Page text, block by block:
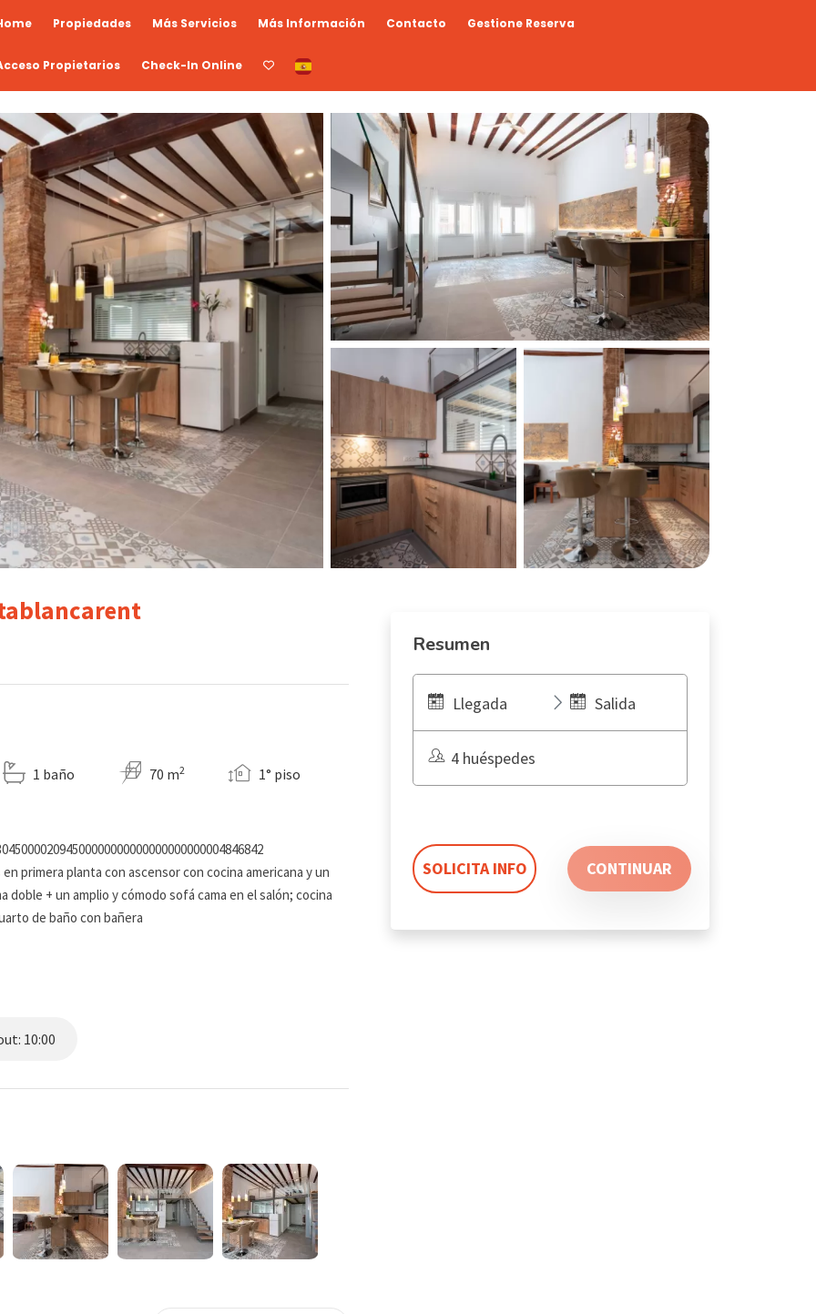
Propiedades Más Servicios Más Información Contacto Gestione Reserva
Propietarios Check-In Online
1 baño 70 m2 1° piso
primera planta con ascensor con cocina americana y un
+ un amplio y cómodo sofá cama en el salón; cocina
de baño con bañera
la zona como la piedra tosca típica en sus paredes.
del mundo en sus idiomas originales ), wifi ,
en la calle Mayor .Es la ubicación ideal en el centro del
por ascensor.
el edificio es muy eficiente energeticamente al contar
Los vecinos son en su mayoría gente originaria de
10:00
Resumen
Llegada Salida
4 huéspedes
SOLICITA INFO CONTINUAR